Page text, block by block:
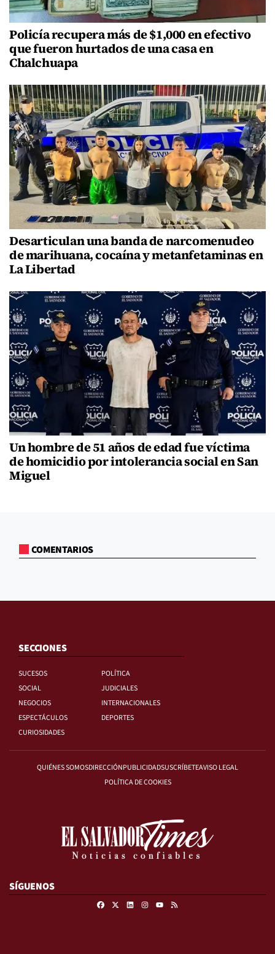
Policía recupera más de $1,000 en efectivo
que fueron hurtados de una casa en
Chalchuapa
Desarticulan una banda de narcomenudeo
de marihuana, cocaína y metanfetaminas en
La Libertad
Un hombre de 51 años de edad fue víctima
de homicidio por intolerancia social en San
Miguel
COMENTARIOS
SECCIONES
SUCESOS
POLÍTICA
SOCIAL
JUDICIALES
NEGOCIOS
INTERNACIONALES
ESPECTÁCULOS
DEPORTES
CURIOSIDADES
QUIÉNES SOMOSDIRECCIÓNPUBLICIDADSUSCRÍBETEAVISO LEGAL
POLÍTICA DE COOKIES
SÍGUENOS
FacebookLinkedinInstagram